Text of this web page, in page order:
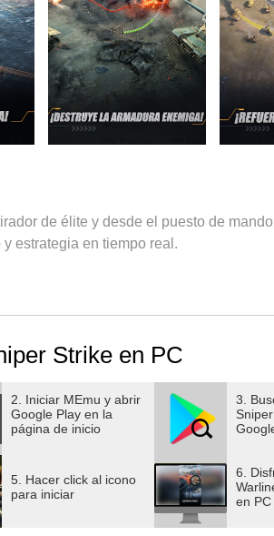
de élite y desde el puesto de
estrategia en tiempo real.
son tu única herramienta. Usa
con controles fluidos y muertes en
al campo de batalla.
Usa tus armas para eliminar los
manos enemigas.
ciudades recuperadas y convierte tus
Strike en PC
2. Iniciar MEmu y abrir
Google Play en la
página de inicio
3.
5. Hacer click al icono
para iniciar
6.
en